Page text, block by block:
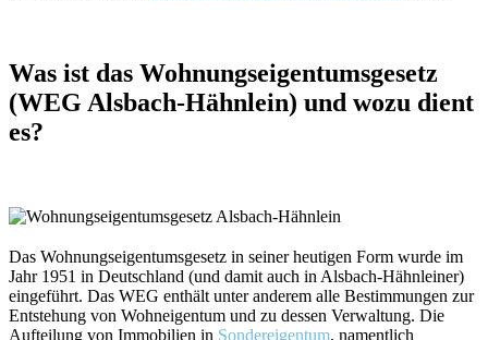
Was ist das Wohnungseigentumsgesetz
(WEG Alsbach-Hähnlein) und wozu dient
es?
Das Wohnungseigentumsgesetz in seiner heutigen Form wurde im
Jahr 1951 in Deutschland (und damit auch in Alsbach-Hähnleiner)
eingeführt. Das WEG enthält unter anderem alle Bestimmungen zur
Entstehung von Wohneigentum und zu dessen Verwaltung. Die
Aufteilung von Immobilien in Sondereigentum, namentlich